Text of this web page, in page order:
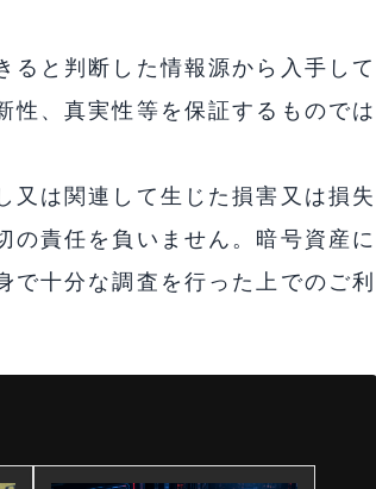
ると判断した情報源から入手して
性、真実性等を保証するものでは
又は関連して生じた損害又は損失
の責任を負いません。暗号資産に
で十分な調査を行った上でのご利